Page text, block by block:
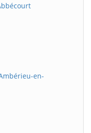
en-